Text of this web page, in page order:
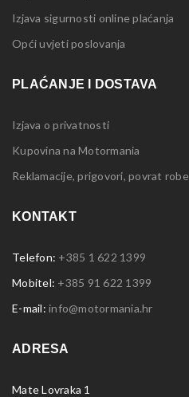
Izjava sigurnosti online plaćanja
Opći uvjeti poslovanja
PLAĆANJE I DOSTAVA
Izjava o privatnosti
Kupovina na Motormania
Reklamacije, prigovori, povrat robe
KONTAKT
Telefon: +385 1 622 1399
Mobitel: +385 91 622 1399
E-mail: info@motormania.hr
ADRESA
Mate Lovraka 1